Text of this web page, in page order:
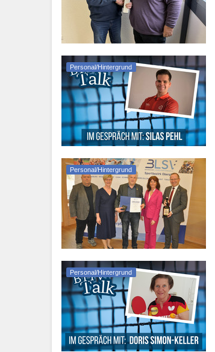
Personal/Hintergrund
Personal/Hintergrund
Personal/Hintergrund